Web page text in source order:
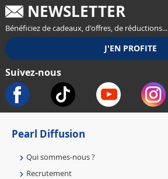
NEWSLETTER
Bénéficiez de cadeaux, d'offres, de réductions...
Suivez-nous
Pearl Diffusion
Qui sommes-nous ?
Recrutement